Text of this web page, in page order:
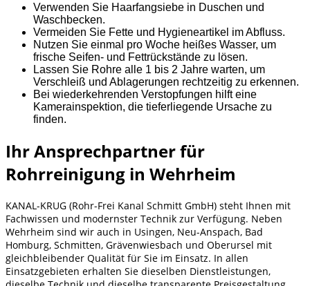
Verwenden Sie Haarfangsiebe in Duschen und
Waschbecken.
Vermeiden Sie Fette und Hygieneartikel im Abfluss.
Nutzen Sie einmal pro Woche heißes Wasser, um
frische Seifen- und Fettrückstände zu lösen.
Lassen Sie Rohre alle 1 bis 2 Jahre warten, um
Verschleiß und Ablagerungen rechtzeitig zu erkennen.
Bei wiederkehrenden Verstopfungen hilft eine
Kamerainspektion, die tieferliegende Ursache zu
finden.
Ihr Ansprechpartner für
Rohrreinigung in Wehrheim
KANAL-KRUG (Rohr-Frei Kanal Schmitt GmbH) steht Ihnen mit
Fachwissen und modernster Technik zur Verfügung. Neben
Wehrheim sind wir auch in Usingen, Neu-Anspach, Bad
Homburg, Schmitten, Grävenwiesbach und Oberursel mit
gleichbleibender Qualität für Sie im Einsatz. In allen
Einsatzgebieten erhalten Sie dieselben Dienstleistungen,